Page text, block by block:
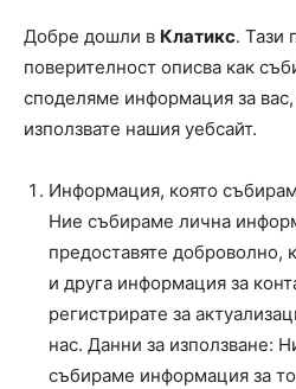
Добре дошли в Клатикс. Тази
поверителност описва как
споделяме информация за вас,
използвате нашия уебсайт.
Информация, която
Ние събираме лична
предоставяте доброволно,
и друга информация за
регистрирате за
нас. Данни за използване:
събираме информация за